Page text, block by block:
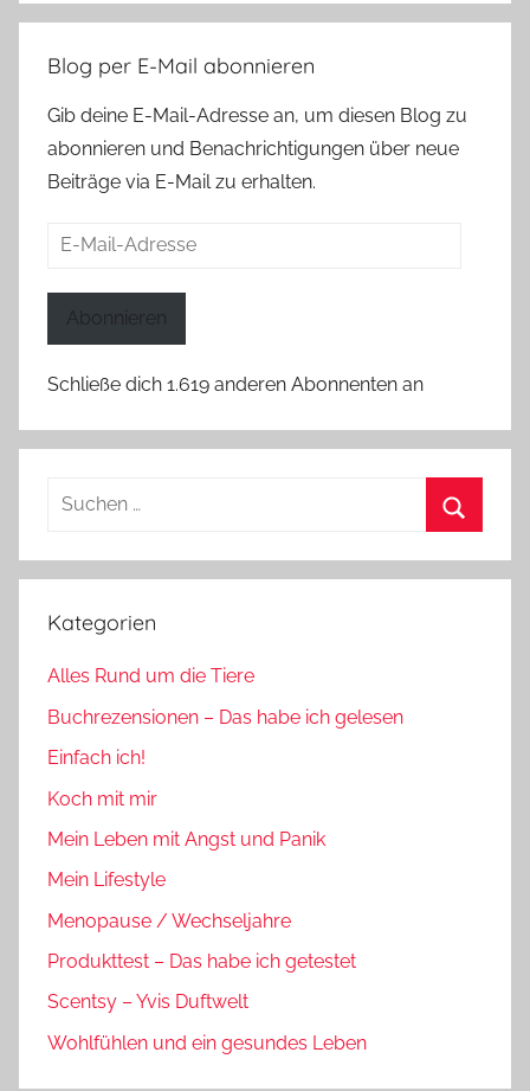
Blog per E-Mail abonnieren
Gib deine E-Mail-Adresse an, um diesen Blog zu
abonnieren und Benachrichtigungen über neue
Beiträge via E-Mail zu erhalten.
E-
Abonnieren
Schließe dich 1.619 anderen Abonnenten an
Suchen
Kategorien
Alles Rund um die Tiere
Buchrezensionen – Das habe ich gelesen
Einfach ich!
Koch mit mir
Mein Leben mit Angst und Panik
Mein Lifestyle
Menopause / Wechseljahre
Produkttest – Das habe ich getestet
Scentsy – Yvis Duftwelt
Wohlfühlen und ein gesundes Leben